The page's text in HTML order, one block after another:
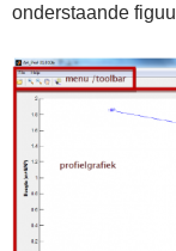
onderstaande